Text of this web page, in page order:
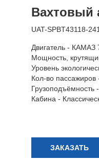
Вахтовый
UAT-SPBT43118-
Двигатель - КАМАЗ
Мощность,
Уровень
Кол-во пассажиров
Грузоподъёмность
Кабина -
ЗАКАЗАТЬ